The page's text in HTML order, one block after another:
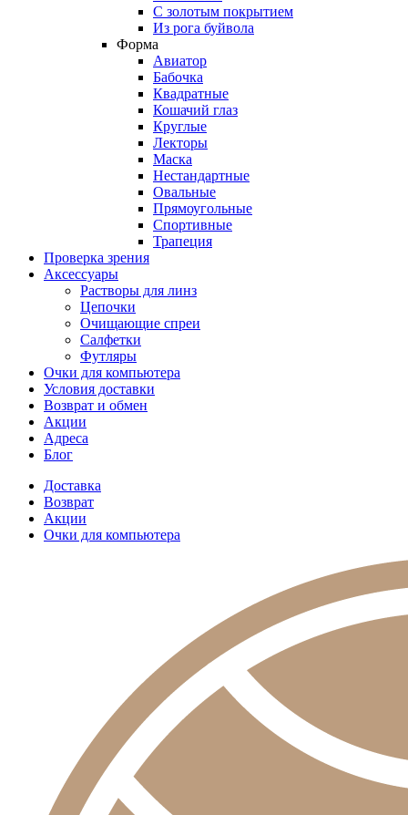
С золотым покрытием
Из рога буйвола
Форма
Авиатор
Бабочка
Квадратные
Кошачий глаз
Круглые
Лекторы
Маска
Нестандартные
Овальные
Прямоугольные
Спортивные
Трапеция
Проверка зрения
Аксессуары
Растворы для линз
Цепочки
Очищающие спреи
Салфетки
Футляры
Очки для компьютера
Условия доставки
Возврат и обмен
Акции
Адреса
Блог
Доставка
Возврат
Акции
Очки для компьютера